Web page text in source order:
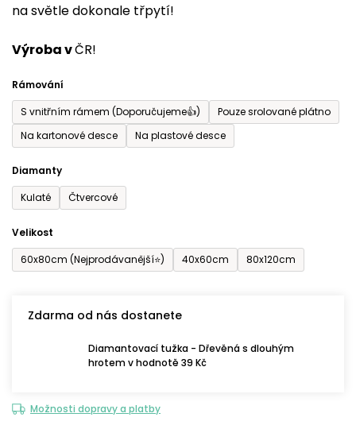
na světle dokonale třpytí!
Výroba vČR!
Rámování
S vnitřním rámem (Doporučujeme👍)
Pouze srolované plátno
Na kartonové desce
Na plastové desce
Diamanty
Kulaté
Čtvercové
Velikost
60x80cm (Nejprodávanější⭐)
40x60cm 80x120cm
Zdarma od nás dostanete
Diamantovací tužka - Dřevěná s dlouhým
hrotem v hodnotě 39 Kč
Možnosti dopravy a platby